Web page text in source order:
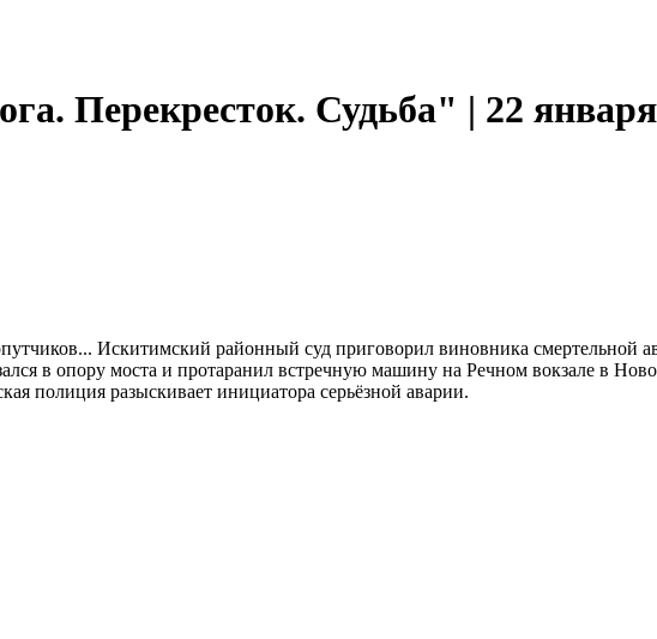
Перекресток. Судьба" | 22
Искитимский районный суд приговорил виновника смертельной
в опору моста и протаранил встречную машину на Речном вокзале в
полиция разыскивает инициатора серьёзной аварии.